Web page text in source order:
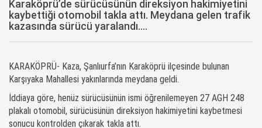
Karaköprü’de sürücüsünün direksiyon hakimiyetini
kaybettiği otomobil takla attı. Meydana gelen trafik
kazasında sürücü yaralandı....
KARAKÖPRÜ- Kaza, Şanlıurfa’nın Karaköprü ilçesinde bulunan
Karşıyaka Mahallesi yakınlarında meydana geldi.
İddiaya göre, henüz sürücüsünün ismi öğrenilemeyen 27 AGH 248
plakalı otomobil, sürücüsünün direksiyon hakimiyetini kaybetmesi
sonucu kontrolden çıkarak takla attı.